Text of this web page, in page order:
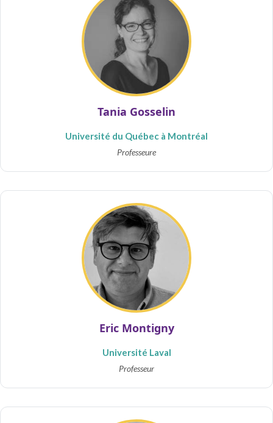
Tania Gosselin
Université du Québec à Montréal
Professeure
Eric Montigny
Université Laval
Professeur